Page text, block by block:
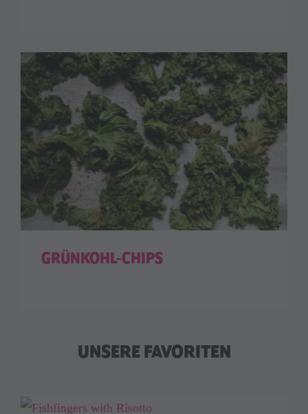
GRÜNKOHL-CHIPS
UNSERE FAVORITEN